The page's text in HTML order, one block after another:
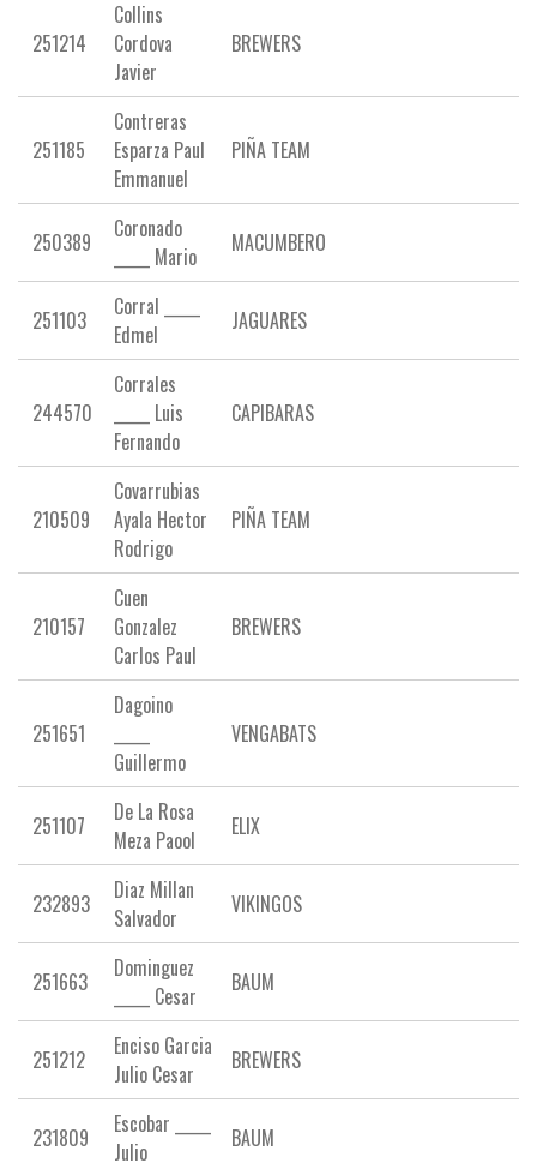
251214
Collins
Cordova
Javier
BREWERS
251185
Contreras
Esparza Paul
Emmanuel
PIÑA TEAM
250389
Coronado
_____ Mario
MACUMBERO
251103
Corral _____
Edmel
JAGUARES
244570
Corrales
_____ Luis
Fernando
CAPIBARAS
210509
Covarrubias
Ayala Hector
Rodrigo
PIÑA TEAM
210157
Cuen
Gonzalez
Carlos Paul
BREWERS
251651
Dagoino
Guillermo
VENGABATS
251107
De La Rosa
Meza Paool
ELIX
232893
Diaz Millan
Salvador
VIKINGOS
251663
Dominguez
_____ Cesar
BAUM
251212
Enciso Garcia
Julio Cesar
BREWERS
231809
Escobar _____
Julio
BAUM